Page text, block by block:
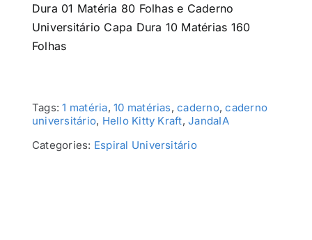
Dura 01 Matéria 80 Folhas e Caderno
Universitário Capa Dura 10 Matérias 160
Folhas
Tags:1 matéria,10 matérias,caderno,caderno
universitário, Hello Kitty Kraft,JandaIA
Categories: Espiral Universitário